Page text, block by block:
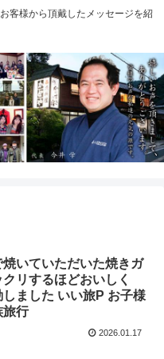
客様から頂戴したメッセージを紹
焼いていただいた焼きガ
リするほどおいしく
ました いい旅P お子様
旅行
2026.01.17